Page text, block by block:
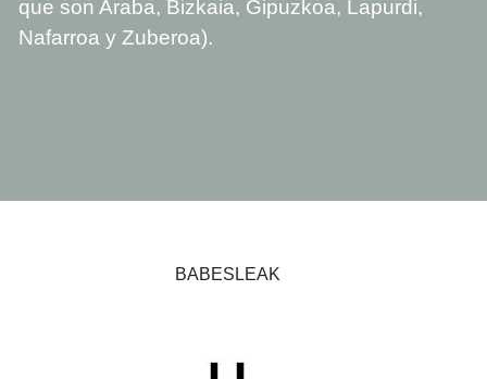
que son Araba, Bizkaia, Gipuzkoa, Lapurdi,
Nafarroa y Zuberoa).
BABESLEAK